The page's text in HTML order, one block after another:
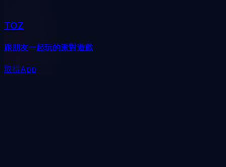
TOZ
跟朋友一起玩的派對遊戲
取得App